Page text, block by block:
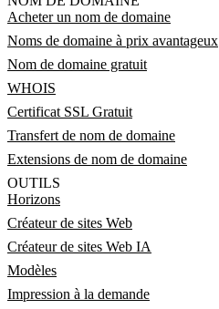
Acheter un nom de domaine
Noms de domaine à prix avantageux
Nom de domaine gratuit
WHOIS
Certificat SSL Gratuit
Transfert de nom de domaine
Extensions de nom de domaine
OUTILS
Horizons
Créateur de sites Web
Créateur de sites Web IA
Modèles
Impression à la demande